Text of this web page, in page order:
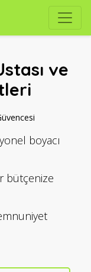
ve
boyacı
bütçenize